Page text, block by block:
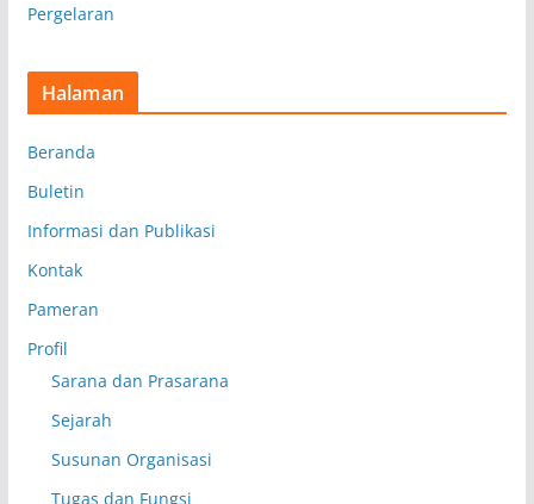
Pergelaran
Halaman
Beranda
Buletin
Informasi dan Publikasi
Kontak
Pameran
Profil
Sarana dan Prasarana
Sejarah
Susunan Organisasi
Tugas dan Fungsi